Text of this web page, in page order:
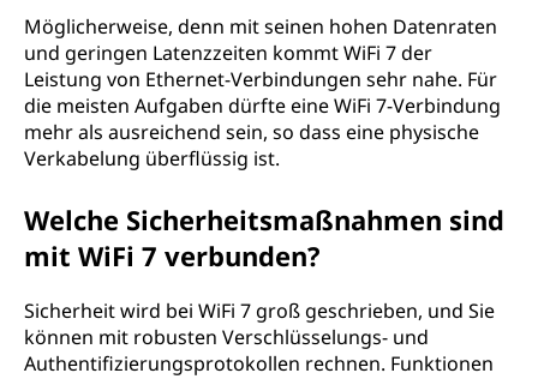
Möglicherweise, denn mit seinen hohen Datenraten
und geringen Latenzzeiten kommt WiFi 7 der
Leistung von Ethernet-Verbindungen sehr nahe. Für
die meisten Aufgaben dürfte eine WiFi 7-Verbindung
mehr als ausreichend sein, so dass eine physische
Verkabelung überflüssig ist.
Welche Sicherheitsmaßnahmen sind
mit WiFi 7 verbunden?
Sicherheit wird bei WiFi 7 groß geschrieben, und Sie
können mit robusten Verschlüsselungs- und
Authentifizierungsprotokollen rechnen. Funktionen